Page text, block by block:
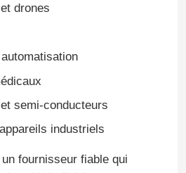
drones
semi-conducteurs
industriels
fournisseur fiable qui